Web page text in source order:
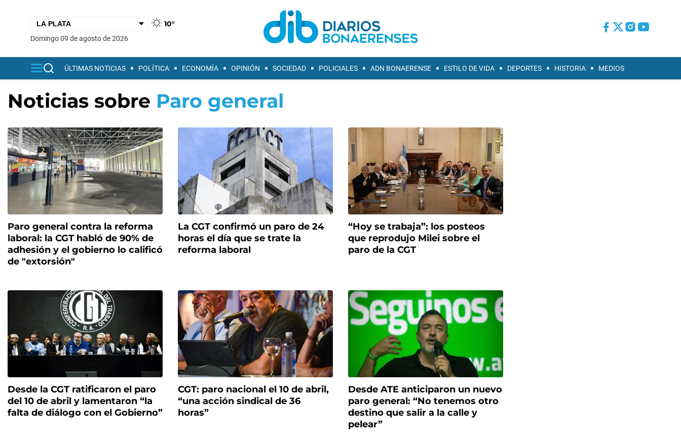
10°
domingo 09 de agosto de 2026
ÚLTIMAS NOTICIAS POLÍTICA ECONOMÍA OPINIÓN SOCIEDAD POLICIALES ADN BONAERENSE ESTILO DE VIDA DEPORTES HISTORIA MEDIOS
Noticias sobre Paro general
Paro general contra la reforma
laboral: la CGT habló de 90% de
adhesión y el gobierno lo calificó
de "extorsión"
La CGT confirmó un paro de 24
horas el día que se trate la
reforma laboral
“Hoy se trabaja”: los posteos
que reprodujo Milei sobre el
paro de la CGT
Desde la CGT ratificaron el paro
del 10 de abril y lamentaron “la
falta de diálogo con el Gobierno”
CGT: paro nacional el 10 de abril,
“una acción sindical de 36
horas”
Desde ATE anticiparon un nuevo
paro general: “No tenemos otro
destino que salir a la calle y
pelear”